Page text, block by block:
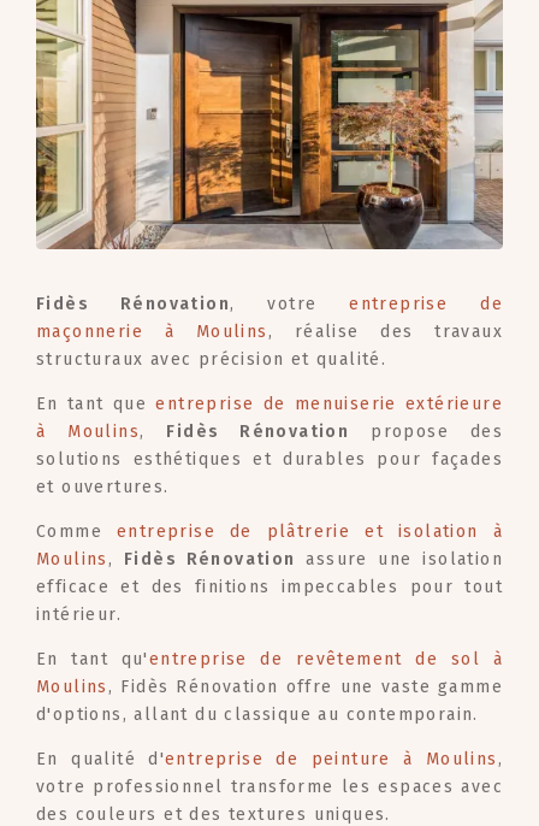
Fidès Rénovation, votreentreprise de
maçonnerie à Moulins , réalise des travaux
structuraux avec précision et qualité.
En tant queentreprise de menuiserie extérieure
à Moulins, Fidès Rénovation
propose des
solutions esthétiques et durables pour façades
et ouvertures.
Comme entreprise de plâtrerie et isolation à
Moulins , Fidès Rénovation
assure une isolation
efficace et des finitions impeccables pour tout
intérieur.
En tant qu'entreprise de revêtement de sol à
Moulins , Fidès Rénovation offre une vaste gamme
d'options, allant du classique au contemporain.
En qualité d'entreprise de peinture à Moulins ,
votre professionnel transforme les espaces avec
des couleurs et des textures uniques.